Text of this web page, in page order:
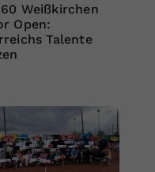
Weißkirchen
Open:
Talente